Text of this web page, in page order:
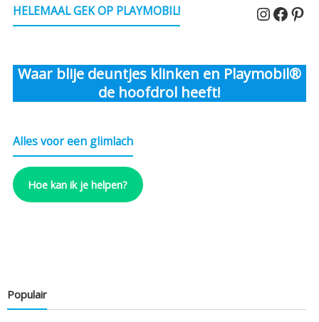
HELEMAAL GEK OP PLAYMOBIL!
Waar blije deuntjes klinken en Playmobil®
de hoofdrol heeft!
Alles voor een glimlach
Hoe kan ik je helpen?
Populair